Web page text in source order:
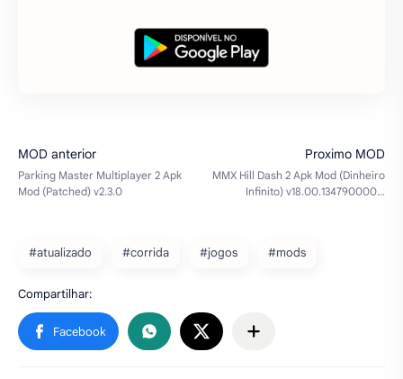
#atualizado #corrida #jogos #mods